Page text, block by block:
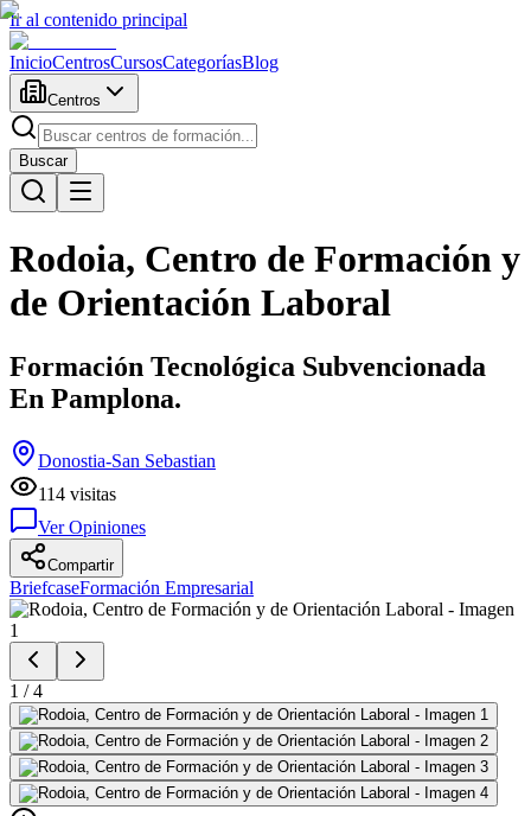
Ir al contenido principal
InicioCentrosCursosCategoríasBlog
Centros
Buscar
Rodoia, Centro de Formación y
de Orientación Laboral
Formación Tecnológica Subvencionada
En Pamplona.
Donostia-San Sebastian
114 visitas
Ver Opiniones
Compartir
BriefcaseFormación Empresarial
1 /4